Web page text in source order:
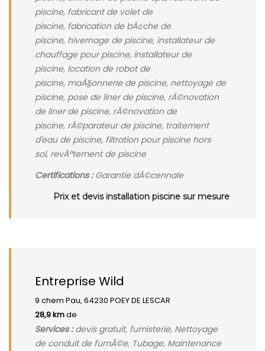
piscine, fabricant de volet de
piscine, fabrication de bÃ¢che de
piscine, hivernage de piscine, installateur de
chauffage pour piscine, installateur de
piscine, location de robot de
piscine, maÃ§onnerie de piscine, nettoyage de
piscine, pose de liner de piscine, rÃ©novation
de liner de piscine, rÃ©novation de
piscine, rÃ©parateur de piscine, traitement
d'eau de piscine, filtration pour piscine hors
sol, revÃªtement de piscine
Certifications :Garantie dÃ©cennale
Prix et devis installation piscine sur mesure
Entreprise Wild
9 chem Pau, 64230 POEY DE LESCAR
28,9 kmde
Services :devis gratuit, fumisterie, Nettoyage
de conduit de fumÃ©e, Tubage, Maintenance